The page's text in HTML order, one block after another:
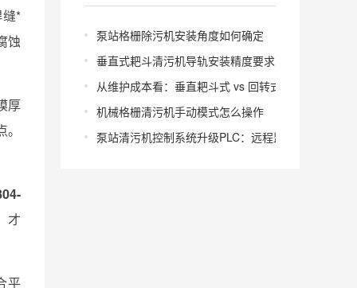
*
蚀
厚
才
平
泵站格栅除污机安装角度如何确定
垂直式耙斗清污机导轨安装精度要求多少
从维护成本看：垂直耙斗式 vs 回转式怎么选
机械格栅清污机手动模式怎么操作
泵站清污机控制系统升级PLC：远程监控怎么实现？